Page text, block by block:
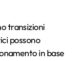
transizioni
possono
in base